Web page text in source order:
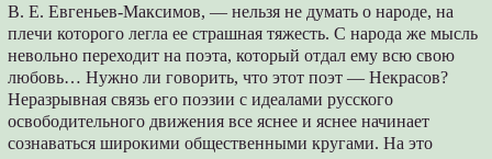
В. Е. Евгеньев-Максимов, — нельзя не думать о народе, на
плечи которого легла ее страшная тяжесть. С народа же мысль
невольно переходит на поэта, который отдал ему всю свою
любовь… Нужно ли говорить, что этот поэт — Некрасов?
Неразрывная связь его поэзии с идеалами русского
освободительного движения все яснее и яснее начинает
сознаваться широкими общественными кругами. На это